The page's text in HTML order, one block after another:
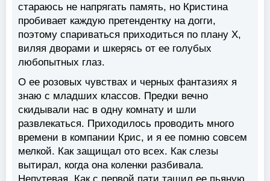
стараюсь не напрягать память, но Кристина
пробивает каждую претендентку на догги,
поэтому спариваться приходиться по плану Х,
виляя дворами и шкерясь от ее голубых
любопытных глаз.
О ее розовых чувствах и черных фантазиях я
знаю с младших классов. Предки вечно
скидывали нас в одну комнату и шли
развлекаться. Приходилось проводить много
времени в компании Крис, и я ее помню совсем
мелкой. Как защищал ото всех. Как слезы
вытирал, когда она коленки разбивала.